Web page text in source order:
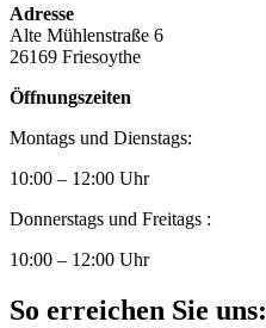
Adresse
Alte Mühlenstraße 6
26169 Friesoythe
Öffnungszeiten
Montags und Dienstags:
10:00 – 12:00 Uhr
Donnerstags und Freitags :
10:00 – 12:00 Uhr
So erreichen Sie uns: